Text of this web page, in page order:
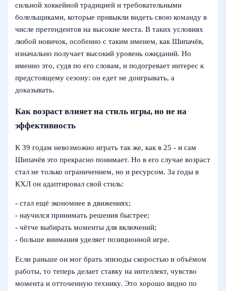
сильной хоккейной традицией и требовательными
болельщиками, которые привыкли видеть свою команду в
числе претендентов на высокие места. В таких условиях
любой новичок, особенно с таким именем, как Шипачёв,
изначально получает высокий уровень ожиданий. Но
именно это, судя по его словам, и подогревает интерес к
предстоящему сезону: он едет не доигрывать, а
доказывать.
Как возраст влияет на стиль игры, но не на
эффективность
К 39 годам невозможно играть так же, как в 25 - и сам
Шипачёв это прекрасно понимает. Но в его случае возраст
стал не только ограничением, но и ресурсом. За годы в
КХЛ он адаптировал свой стиль:
- стал ещё экономнее в движениях;
- научился принимать решения быстрее;
- чётче выбирать моменты для включений;
- больше внимания уделяет позиционной игре.
Если раньше он мог брать эпизоды скоростью и объёмом
работы, то теперь делает ставку на интеллект, чувство
момента и отточенную технику. Это хорошо видно по